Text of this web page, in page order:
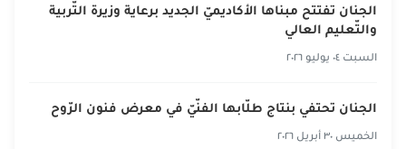
الجنان تفتتح مبناها الأكاديميّ الجديد برعاية وزيرة التّربية
والتّعليم العالي
السبت ٠٤ يوليو ٢٠٢٦
الجنان تحتفي بنتاج طلّابها الفنّيّ في معرض فنون الرّوح
الخميس ٣٠ أبريل ٢٠٢٦